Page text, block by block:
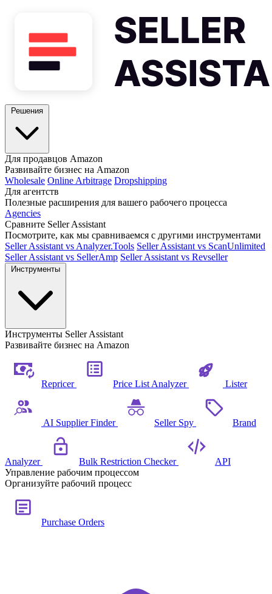
Для продавцов Amazon
Развивайте бизнес на Amazon
Wholesale Online Arbitrage Dropshipping
Для агентств
Полезные расширения для вашего рабочего процесса
Agencies
Сравните Seller Assistant
Посмотрите, как мы сравниваемся с другими инструментами
Seller Assistant vs Analyzer.Tools Seller Assistant vs ScanUnlimited
Seller Assistant vs SellerAmp Seller Assistant vs Revseller
Инструменты Seller Assistant
Развивайте бизнес на Amazon
Repricer Price List Analyzer Lister
AI Supplier Finder Seller Spy Brand
Analyzer Bulk Restriction Checker
API
Управление рабочим процессом
Организуйте рабочий процесс
Purchase Orders